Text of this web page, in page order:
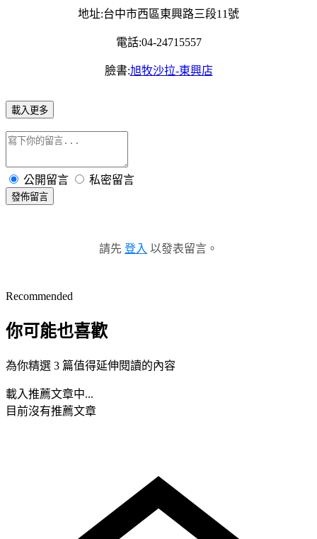
地址:台中市西區東興路三段11號
電話:04-24715557
臉書:旭牧沙拉-東興店
載入更多
公開留言 私密留言
發佈留言
請先 登入 以發表留言。
Recommended
你可能也喜歡
為你精選 3 篇值得延伸閱讀的內容
載入推薦文章中...
目前沒有推薦文章